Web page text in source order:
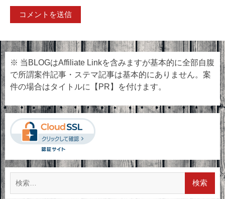
※ 当BLOGはAffiliate Linkを含みますが基本的に全部自腹
で所謂案件記事・ステマ記事は基本的にありません。案
件の場合はタイトルに【PR】を付けます。
検